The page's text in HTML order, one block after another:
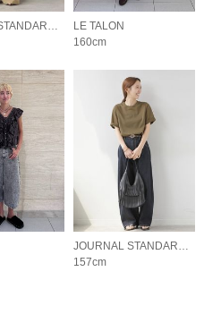
JOURNAL STANDARD relume LADYS
LE TALON
160cm
JOURNAL STANDARD relume LADYS
157cm